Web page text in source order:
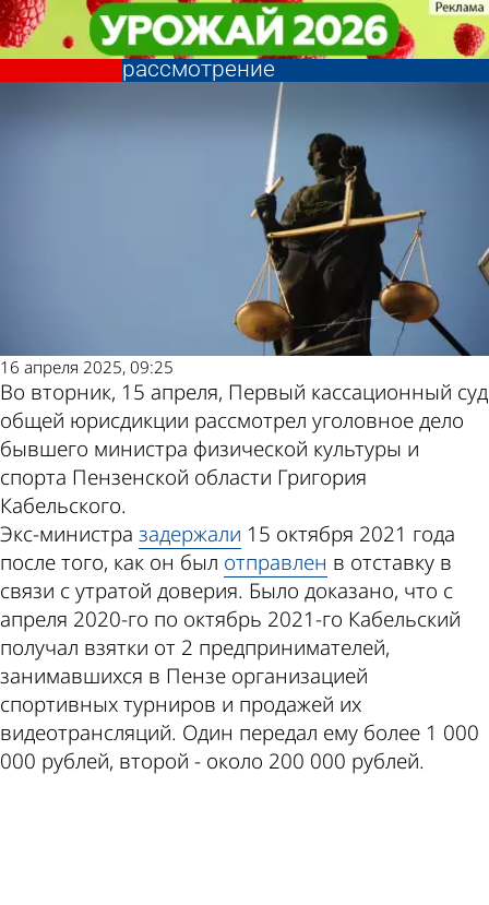
Дело экс-министра Кабельского
направлено на новое
рассмотрение
Криминал
16 апреля 2025, 09:25
Во вторник, 15 апреля, Первый кассационный суд
общей юрисдикции рассмотрел уголовное дело
бывшего министра физической культуры и
спорта Пензенской области Григория
Кабельского.
Экс-министра задержали 15 октября 2021 года
после того, как он был отправлен в отставку в
связи с утратой доверия. Было доказано, что с
апреля 2020-го по октябрь 2021-го Кабельский
получал взятки от 2 предпринимателей,
занимавшихся в Пензе организацией
спортивных турниров и продажей их
видеотрансляций. Один передал ему более 1 000
000 рублей, второй - около 200 000 рублей.
Дело экс-министра Кабельского
направлено на новое
рассмотрение
Криминал
Другие
новости по
Погода и курсы
валют в Пензе